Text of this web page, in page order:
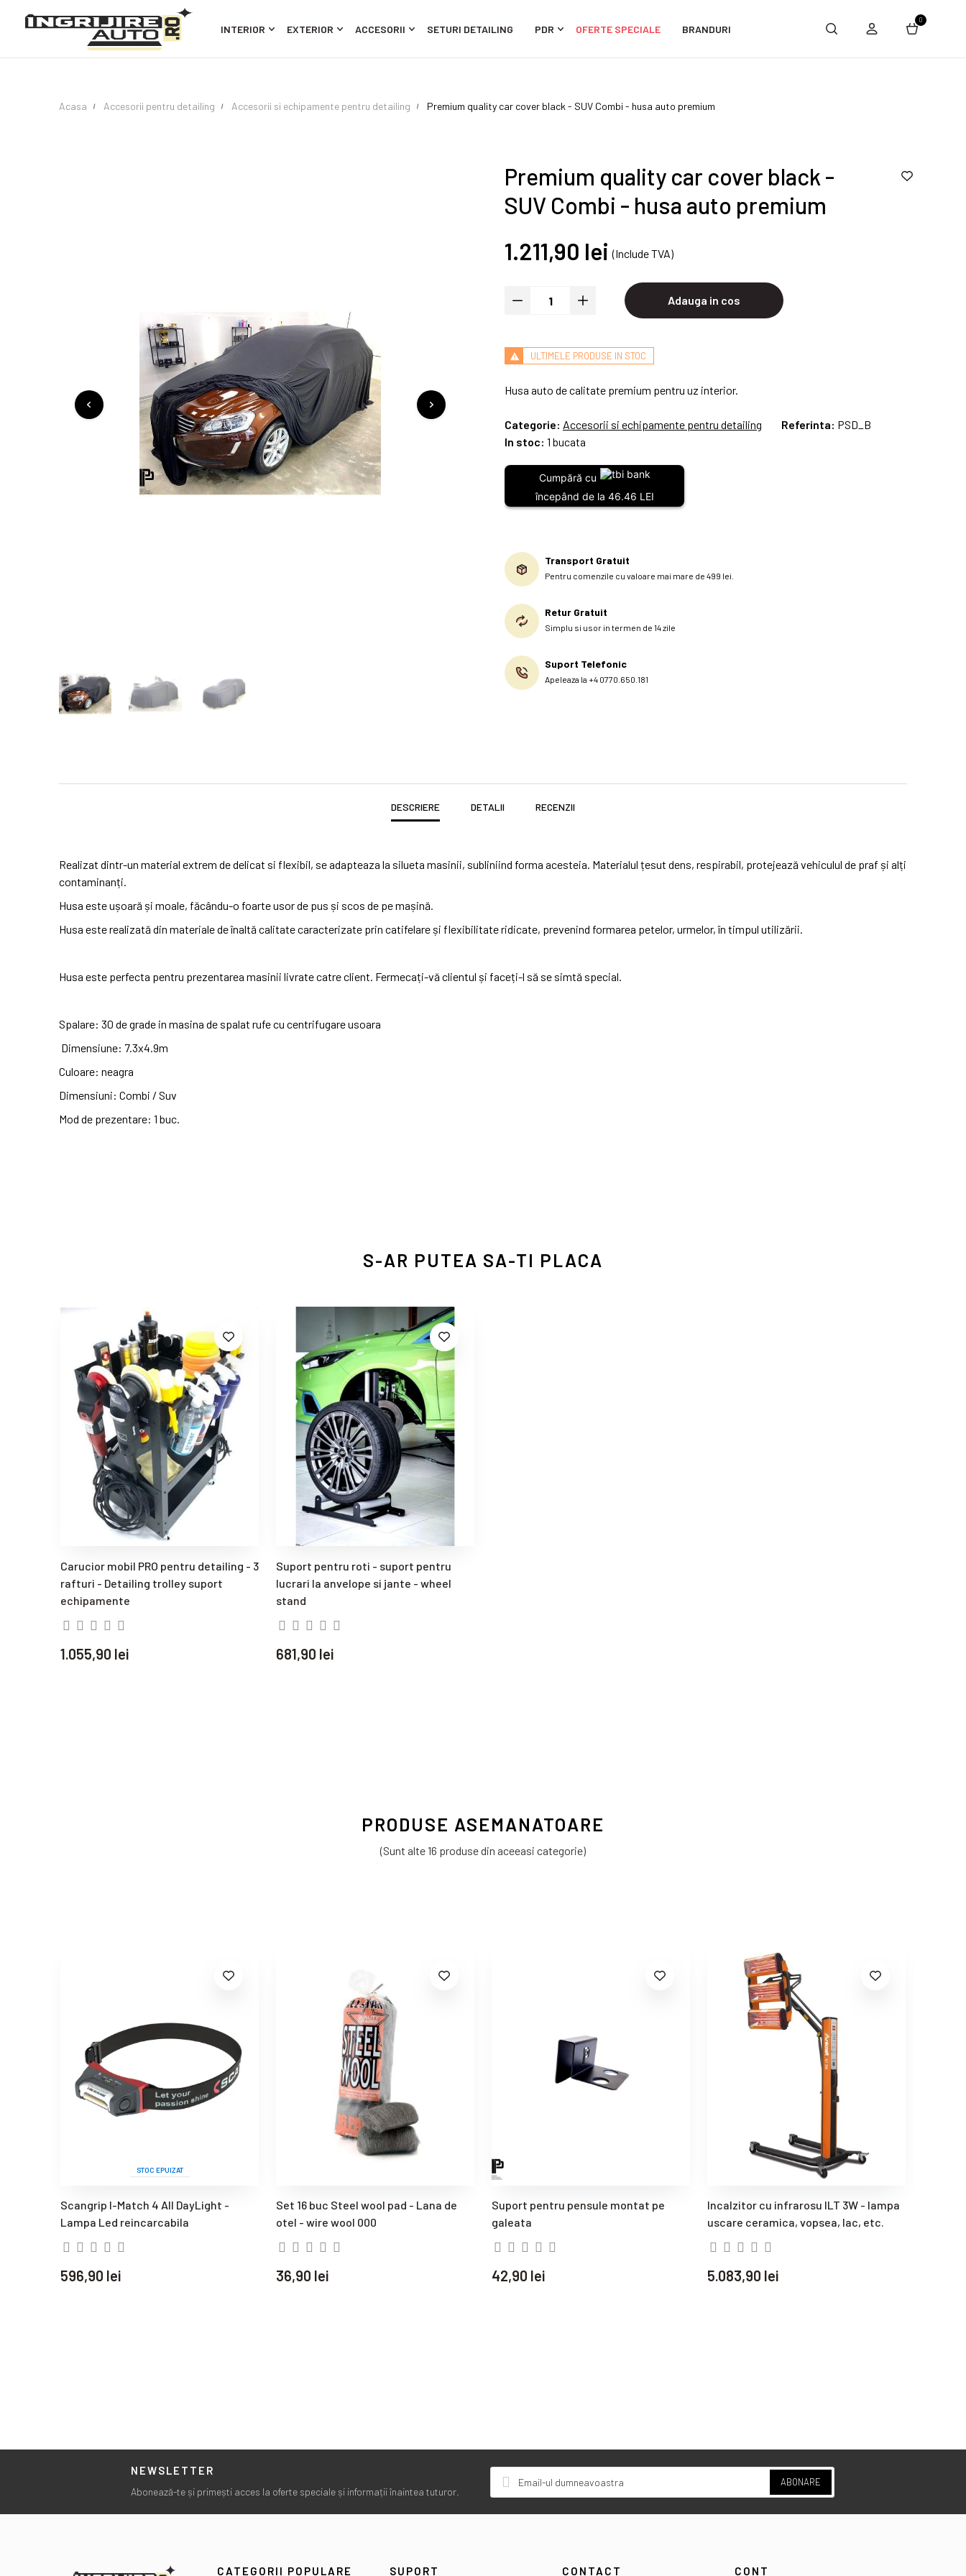
INTERIOR EXTERIOR ACCESORII SETURI DETAILING PDR OFERTE SPECIALE BRANDURI
0
Acasa Accesorii pentru detailing Accesorii si echipamente pentru detailing Premium quality car cover black - SUV Combi - husa auto premium
Premium quality car cover black -
SUV Combi - husa auto premium
1.211,90 lei (Include TVA)
Adauga in cos
ULTIMELE PRODUSE IN STOC
Husa auto de calitate premium pentru uz interior.
Categorie: Accesorii si echipamente pentru detailing Referinta: PSD_B
In stoc: 1 bucata
Cumpără cu
începând de la 46.46 LEI
Transport Gratuit
Pentru comenzile cu valoare mai mare de 499 lei.
Retur Gratuit
Simplu si usor in termen de 14 zile
Suport Telefonic
Apeleaza la +4 0770.650.181
DESCRIERE DETALII RECENZII
Realizat dintr-un material extrem de delicat si flexibil, se adapteaza la silueta masinii, subliniind forma acesteia. Materialul țesut dens, respirabil, protejează vehiculul de praf și alți
contaminanți.
Husa este ușoară și moale, făcându-o foarte usor de pus și scos de pe mașină.
Husa este realizată din materiale de înaltă calitate caracterizate prin catifelare și flexibilitate ridicate, prevenind formarea petelor, urmelor, în timpul utilizării.
Husa este perfecta pentru prezentarea masinii livrate catre client. Fermecați-vă clientul și faceți-l să se simtă special.
Spalare: 30 de grade in masina de spalat rufe cu centrifugare usoara
Dimensiune: 7.3x4.9m
Culoare: neagra
Dimensiuni: Combi / Suv
Mod de prezentare: 1 buc.
S-AR PUTEA SA-TI PLACA
Carucior mobil PRO pentru detailing - 3
rafturi - Detailing trolley suport
echipamente
1.055,90 lei
Suport pentru roti - suport pentru
lucrari la anvelope si jante - wheel
stand
681,90 lei
PRODUSE ASEMANATOARE
(Sunt alte 16 produse din aceeasi categorie)
STOC EPUIZAT
Scangrip I-Match 4 All DayLight -
Lampa Led reincarcabila
596,90 lei
Set 16 buc Steel wool pad - Lana de
otel - wire wool 000
36,90 lei
Suport pentru pensule montat pe
galeata
42,90 lei
Incalzitor cu infrarosu ILT 3W - lampa
uscare ceramica, vopsea, lac, etc.
5.083,90 lei
NEWSLETTER
Abonează-te și primești acces la oferte speciale și informații înaintea tuturor.
ABONARE
CATEGORII POPULARE SUPORT CONTACT CONT